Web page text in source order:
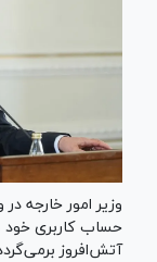
وزیر امور خارجه
حساب کاربری
آتش‌افروز